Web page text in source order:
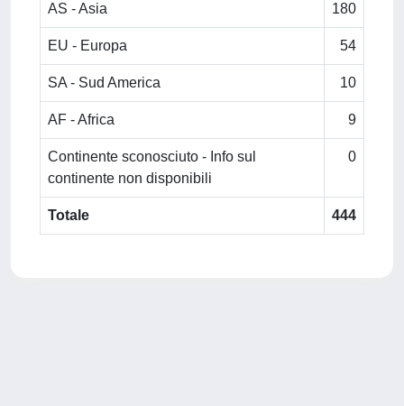
AS - Asia 180
EU - Europa 54
SA - Sud America 10
AF - Africa 9
Continente sconosciuto - Info sul
continente non disponibili
0
Totale 444